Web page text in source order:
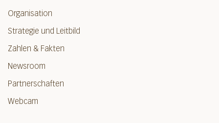
Organisation
Strategie und Leitbild
Zahlen & Fakten
Newsroom
Partnerschaften
Webcam